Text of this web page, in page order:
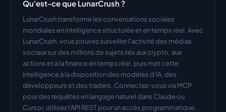
Qu'est-ce que LunarCrush ?
LunarCrush transforme les conversations sociales
mondiales en intelligence structurée et en temps réel. Avec
LunarCrush, vous pouvez surveiller l'activité des médias
sociaux sur des millions de sujets liés aux crypto, aux
actions et à la finance en temps réel, puis met cette
intelligence à la disposition des modèles d'IA, des
développeurs et des traders. Connectez-vous via MCP
pour des requêtes en langage naturel dans Claude ou
Cursor, utilisez l'API REST pour un accès programmatique,